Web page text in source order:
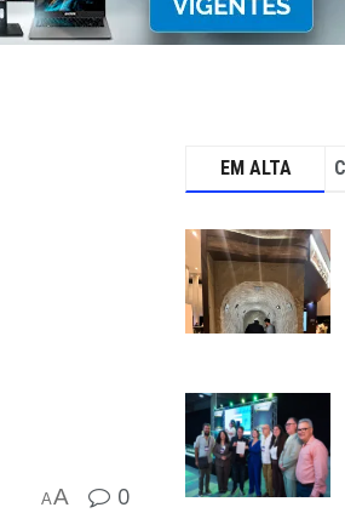
AA 0
EM ALTA